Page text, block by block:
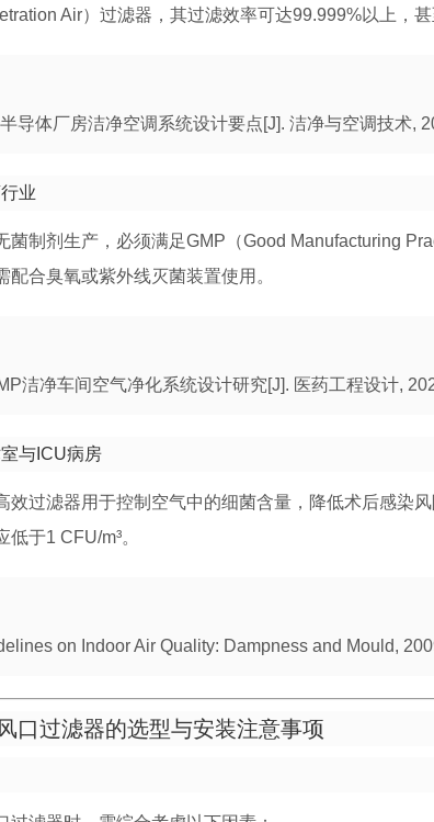
Air）过滤器，其过滤效率可达99.999%以上，甚
导体厂房洁净空调系统设计要点[J]. 洁净与空调技术,
业
菌制剂生产，必须满足GMP（Good Manufacturing
配合臭氧或紫外线灭菌装置使用。
洁净车间空气净化系统设计研究[J]. 医药工程设计,
室与ICU病房
效过滤器用于控制空气中的细菌含量，降低术后感染
于1 CFU/m³。
on Indoor Air Quality: Dampness and Mould,
口过滤器的选型与安装注意事项